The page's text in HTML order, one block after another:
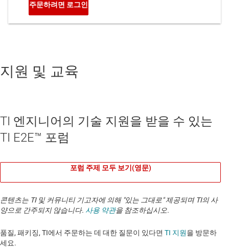
지원 및 교육
TI 엔지니어의 기술 지원을 받을 수 있는
TI E2E™ 포럼
포럼 주제 모두 보기(영문)
콘텐츠는 TI 및 커뮤니티 기고자에 의해 "있는 그대로" 제공되며 TI의 사
양으로 간주되지 않습니다. 사용 약관을 참조하십시오.
품질, 패키징, TI에서 주문하는 데 대한 질문이 있다면 TI 지원을 방문하
세요. ​​​​​​​​​​​​​​